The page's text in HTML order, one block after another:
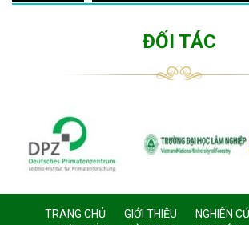
ĐỐI TÁC
TRANG CHỦ GIỚI THIỆU
NGHIÊN